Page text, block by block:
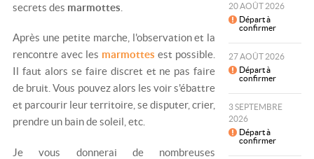
secrets des marmottes
Après une petite marche, l'observation et la
rencontre avec les marmottes est possible.
Il faut alors se faire discret et ne pas faire
de bruit. Vous pouvez alors les voir s'ébattre
et parcourir leur territoire, se disputer, crier,
prendre un bain de soleil, etc.
Je vous donnerai de nombreuses
20 AOÛT 2026
Départ à
confirmer
27 AOÛT 2026
Départ à
confirmer
3 SEPTEMBRE
2026
Départ à
confirmer